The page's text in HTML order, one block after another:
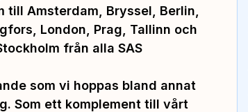
Amsterdam, Bryssel, Berlin,
London, Prag, Tallinn och
från alla SAS
som vi hoppas bland annat
Som ett komplement till vårt